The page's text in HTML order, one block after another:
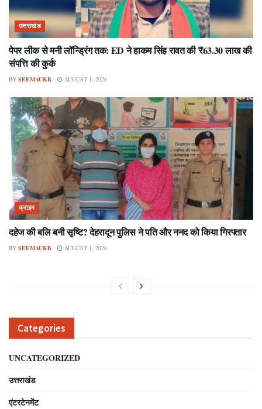
उत्तराखंड
पेपर लीक से मनी लॉन्ड्रिंग तक: ED ने हाकम सिंह रावत की ₹63.30 लाख की
संपत्ति की कुर्क
BY SEEMAUKB AUGUST 1, 2026
क्राइम
दहेज की बलि बनी सृष्टि? देहरादून पुलिस ने पति और ननद को किया गिरफ्तार
BY SEEMAUKB AUGUST 1, 2026
Categories
UNCATEGORIZED
उत्तराखंड
एंटरटेनमेंट